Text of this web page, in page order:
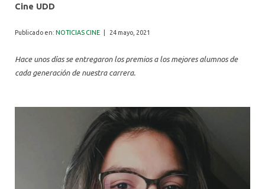
ALUMNI
Cine UDD
Publicado en: NOTICIAS CINE 24 mayo, 2021
Hace unos días se entregaron los premios a los mejores alumnos de
cada generación de nuestra carrera.